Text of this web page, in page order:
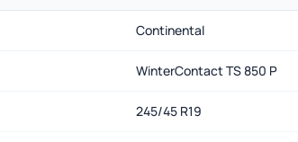
Continental
WinterContact TS 850 P
245/45 R19